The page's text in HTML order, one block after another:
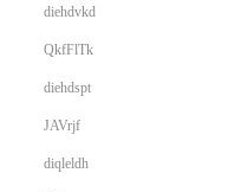
diehdvkd
QkfFlTk
diehdspt
JAVrjf
diqleldh